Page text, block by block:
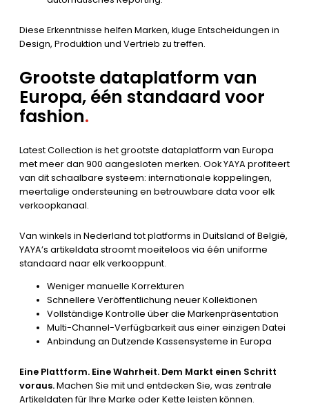
Diese Erkenntnisse helfen Marken, kluge Entscheidungen in
Design, Produktion und Vertrieb zu treffen.
Grootste dataplatform van
Europa, één standaard voor
fashion.
Latest Collection is het grootste dataplatform van Europa
met meer dan 900 aangesloten merken. Ook YAYA profiteert
van dit schaalbare systeem: internationale koppelingen,
meertalige ondersteuning en betrouwbare data voor elk
verkoopkanaal.
Van winkels in Nederland tot platforms in Duitsland of België,
YAYA’s artikeldata stroomt moeiteloos via één uniforme
standaard naar elk verkooppunt.
Weniger manuelle Korrekturen
Schnellere Veröffentlichung neuer Kollektionen
Vollständige Kontrolle über die Markenpräsentation
Multi-Channel-Verfügbarkeit aus einer einzigen Datei
Anbindung an Dutzende Kassensysteme in Europa
Eine Plattform. Eine Wahrheit. Dem Markt einen Schritt
voraus.Machen Sie mit und entdecken Sie, was zentrale
Artikeldaten für Ihre Marke oder Kette leisten können.